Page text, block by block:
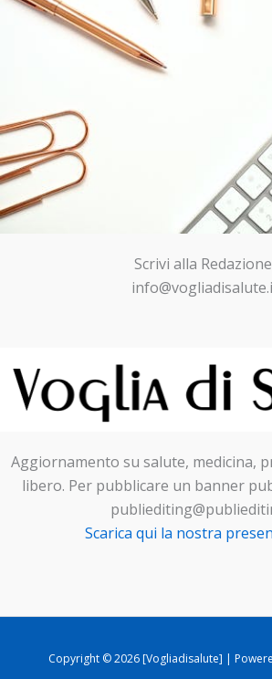
Scrivi alla
Aggiornamento su salute, medicina,
libero. Per pubblicare un banner
Scarica qui la nostra
Copyright © 2026 [Vogliadisalute] |